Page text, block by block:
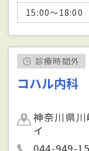
15:00～18:00
診療時間外
コハル内科
神奈川県
イ